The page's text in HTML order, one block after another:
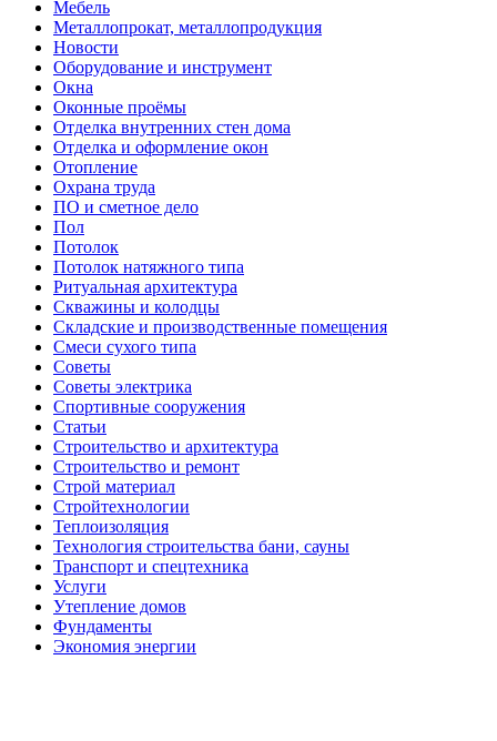
Мебель
Металлопрокат, металлопродукция
Новости
Оборудование и инструмент
Окна
Оконные проёмы
Отделка внутренних стен дома
Отделка и оформление окон
Отопление
Охрана труда
ПО и сметное дело
Пол
Потолок
Потолок натяжного типа
Ритуальная архитектура
Скважины и колодцы
Складские и производственные помещения
Смеси сухого типа
Советы
Советы электрика
Спортивные сооружения
Статьи
Строительство и архитектура
Строительство и ремонт
Строй материал
Стройтехнологии
Теплоизоляция
Технология строительства бани, сауны
Транспорт и спецтехника
Услуги
Утепление домов
Фундаменты
Экономия энергии